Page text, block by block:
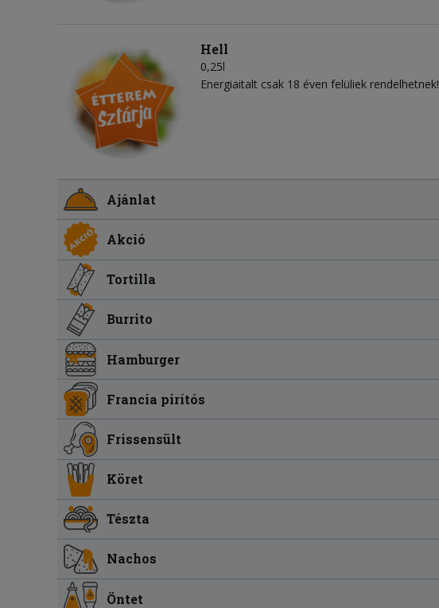
Hell
0,25l
Energiaitalt csak 18 éven felüliek rendelhetnek!
Ajánlat
Akció
Tortilla
Burrito
Hamburger
Francia pirítós
Frissensült
Köret
Tészta
Nachos
Öntet